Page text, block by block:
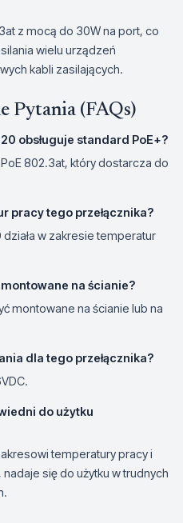
z mocą do 30W na port, co
wielu urządzeń
kabli zasilających.
Pytania (FAQs)
obsługuje standard PoE+?
802.3at, który dostarcza do
pracy tego przełącznika?
w zakresie temperatur
na ścianie?
montowane na ścianie lub na
dla tego przełącznika?
do użytku
temperatury pracy i
się do użytku w trudnych